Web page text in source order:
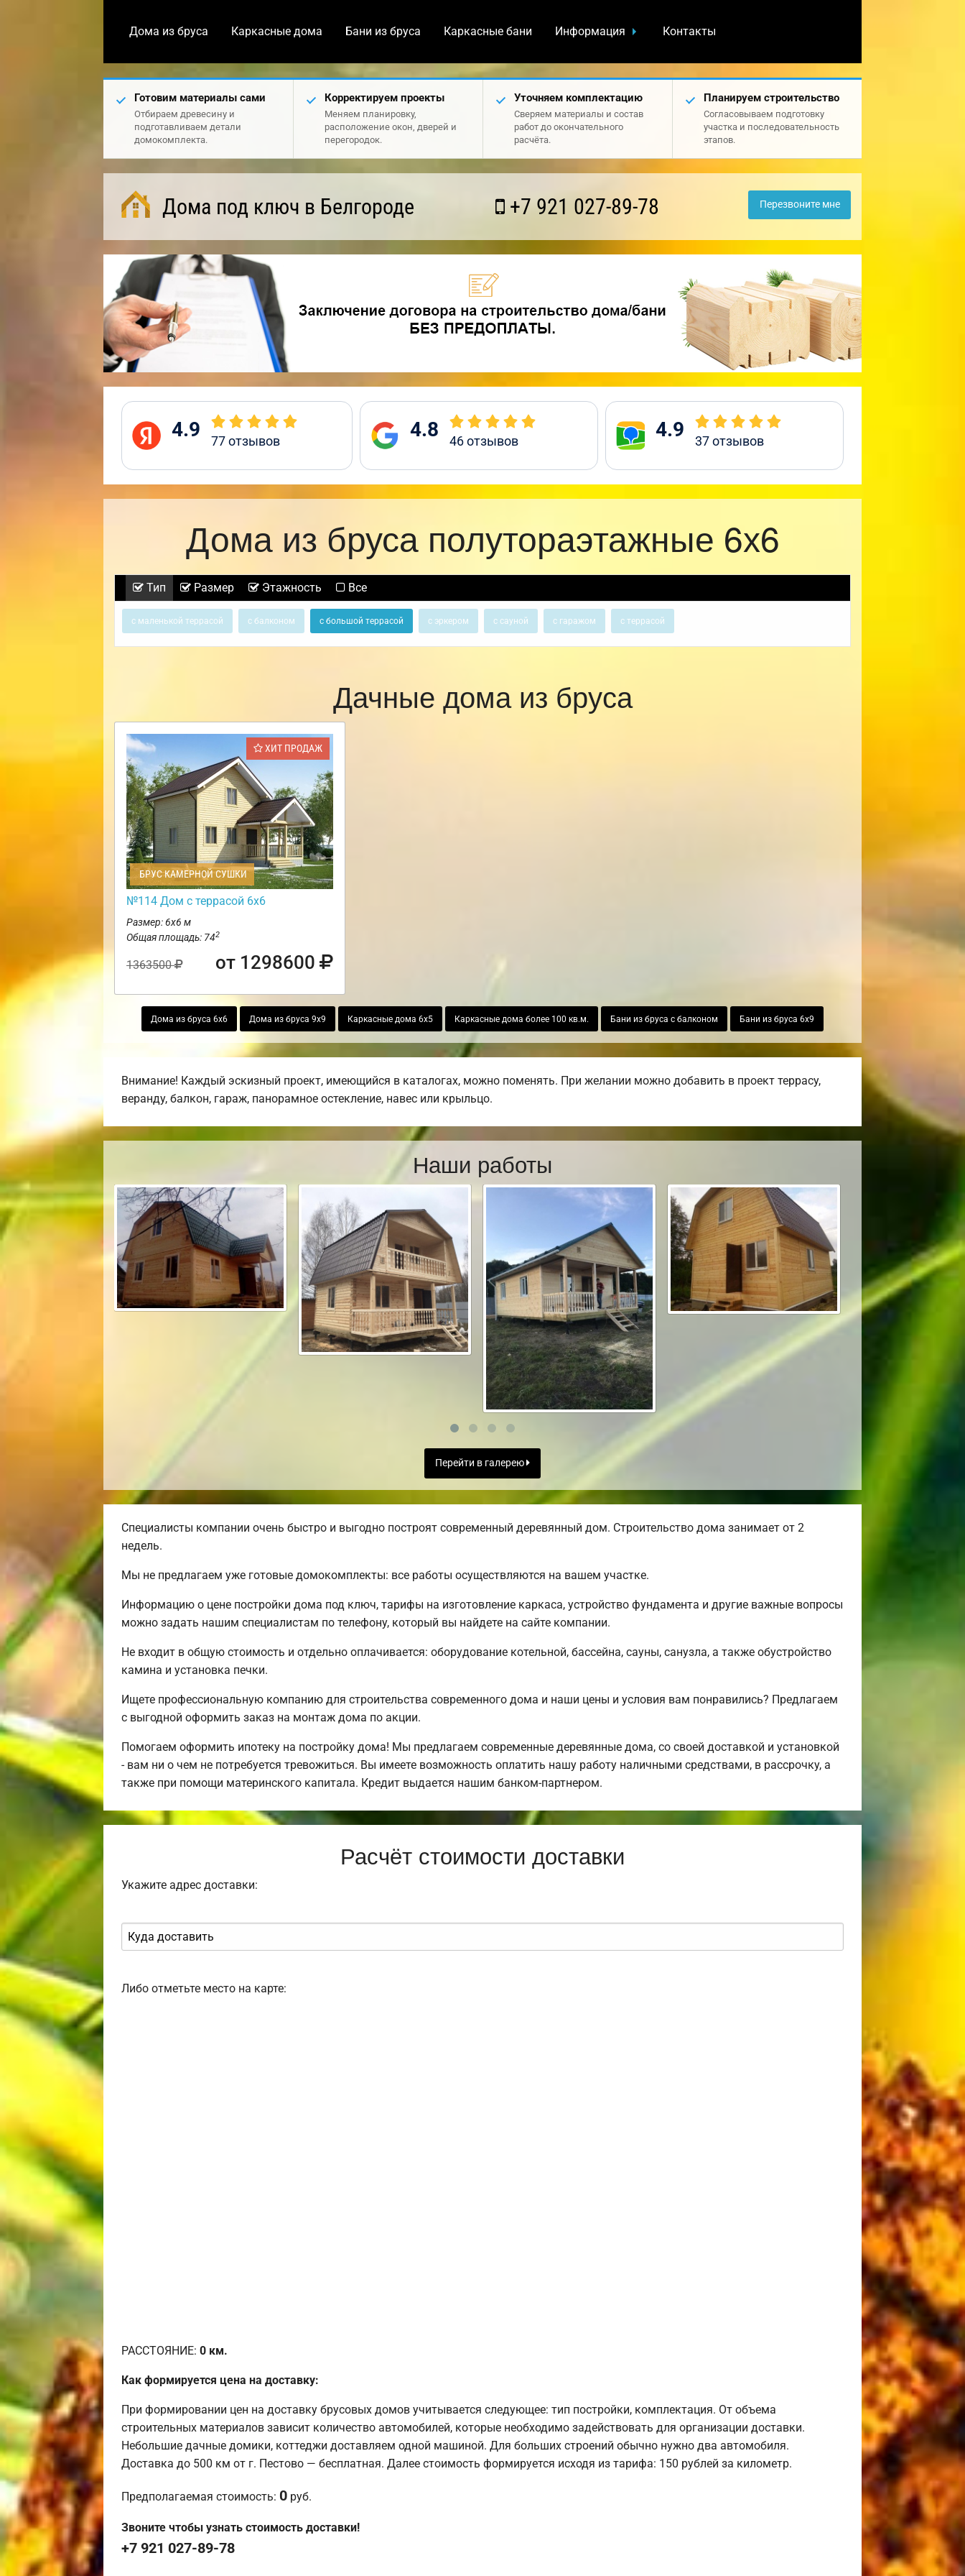
Дома из бруса Каркасные дома Бани из бруса Каркасные бани Информация Контакты
Готовим материалы сами
Отбираем древесину и
подготавливаем детали
домокомплекта.
Корректируем проекты
Меняем планировку,
расположение окон, дверей и
перегородок.
Уточняем комплектацию
Сверяем материалы и состав
работ до окончательного
расчёта.
Планируем строительство
Согласовываем подготовку
участка и последовательность
этапов.
Дома под ключ в Белгороде +7 921 027-89-78 Перезвоните мне
4.9 77отзывов 4.8 46отзывов 4.9 37отзывов
Дома из бруса полутораэтажные 6х6
Тип Размер Этажность Все
с маленькой террасой с балконом с большой террасой с эркером с сауной с гаражом с террасой
Дачные дома из бруса
ХИТ ПРОДАЖ
БРУС КАМЕРНОЙ СУШКИ
№114 Дом с террасой 6х6
Размер: 6х6 м
Общая площадь: 742
1363500 от 1298600
Дома из бруса 6х6 Дома из бруса 9х9 Каркасные дома 6х5 Каркасные дома более 100 кв.м. Бани из бруса с балконом Бани из бруса 6х9
Внимание! Каждый эскизный проект, имеющийся в каталогах, можно поменять. При желании можно добавить в проект террасу,
веранду, балкон, гараж, панорамное остекление, навес или крыльцо.
Наши работы
Перейти в галерею
Специалисты компании очень быстро и выгодно построят современный деревянный дом. Строительство дома занимает от 2
недель.
Мы не предлагаем уже готовые домокомплекты: все работы осуществляются на вашем участке.
Информацию о цене постройки дома под ключ, тарифы на изготовление каркаса, устройство фундамента и другие важные вопросы
можно задать нашим специалистам по телефону, который вы найдете на сайте компании.
Не входит в общую стоимость и отдельно оплачивается: оборудование котельной, бассейна, сауны, санузла, а также обустройство
камина и установка печки.
Ищете профессиональную компанию для строительства современного дома и наши цены и условия вам понравились? Предлагаем
с выгодной оформить заказ на монтаж дома по акции.
Помогаем оформить ипотеку на постройку дома! Мы предлагаем современные деревянные дома, со своей доставкой и установкой
- вам ни о чем не потребуется тревожиться. Вы имеете возможность оплатить нашу работу наличными средствами, в рассрочку, а
также при помощи материнского капитала. Кредит выдается нашим банком-партнером.
Расчёт стоимости доставки
Укажите адрес доставки:
Либо отметьте место на карте:
РАССТОЯНИЕ: 0 км.
Как формируется цена на доставку:
При формировании цен на доставку брусовых домов учитывается следующее: тип постройки, комплектация. От объема
строительных материалов зависит количество автомобилей, которые необходимо задействовать для организации доставки.
Небольшие дачные домики, коттеджи доставляем одной машиной. Для больших строений обычно нужно два автомобиля.
Доставка до 500 км от г. Пестово — бесплатная. Далее стоимость формируется исходя из тарифа: 150 рублей за километр.
Предполагаемая стоимость: 0 руб.
Звоните чтобы узнать стоимость доставки!
+7 921 027-89-78